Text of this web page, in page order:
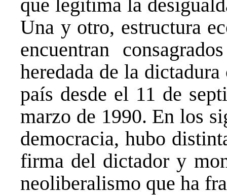
que legitima la
Una y otro, estructura
encuentran
heredada de la
país desde el 11 de
marzo de 1990. En los
democracia, hubo
firma del dictador y
neoliberalismo que ha